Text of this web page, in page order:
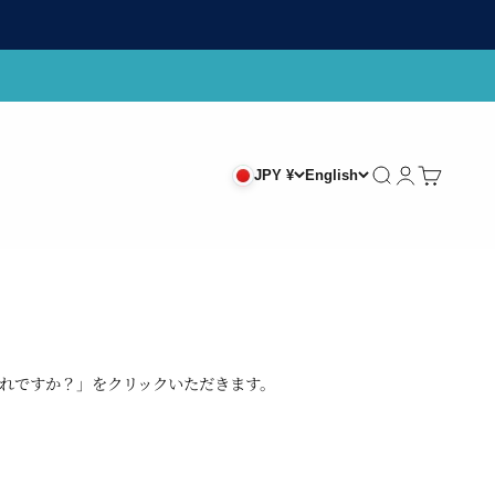
JPY ¥ English SearchLoginCart
ですか？」をクリックいただきます。